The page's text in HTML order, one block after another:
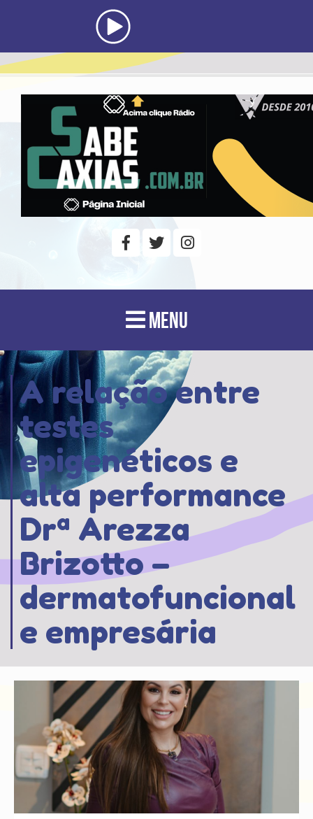
MENU
A relação entre
testes
epigenéticos e
alta performance
Drª Arezza
Brizotto –
dermatofuncional
e empresária